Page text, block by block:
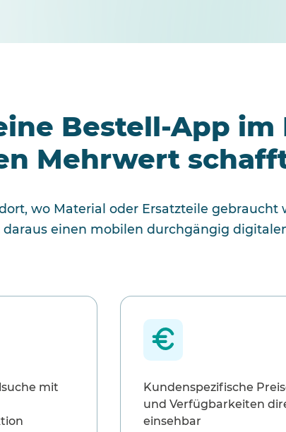
Bestell-App im
Mehrwert
wo Material oder Ersatzteile gebraucht
einen mobilen durchgängig
mit
Kundenspezifische
und Verfügbarkeiten
einsehbar